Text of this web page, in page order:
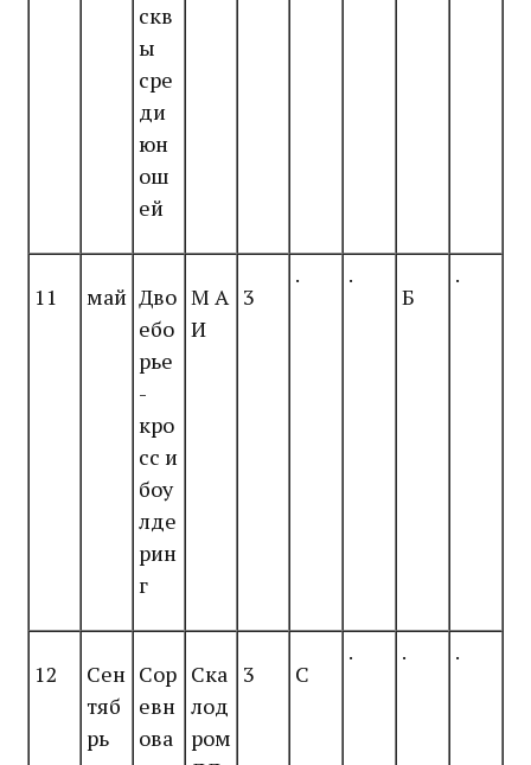
скв
ы
сре
ди
юн
ош
ей
11 май Дво
ебо
рье
-
кро
сс и
боу
лде
рин
г
М А
И
3
. .
Б
.
12
Сен
тяб
рь
Сор
евн
ова
Ска
лод
ром
3 С
. . .